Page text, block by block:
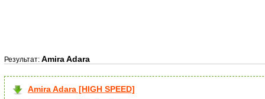
Результат: Amira Adara
Amira Adara [HIGH SPEED]